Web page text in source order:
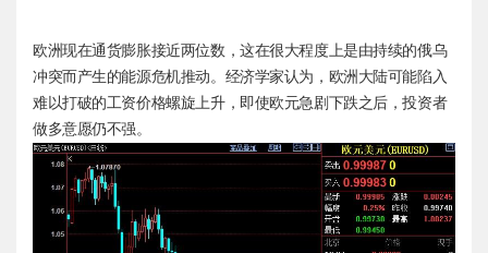
欧洲现在通货膨胀接近两位数，这在很大程度上是由持续的俄乌
冲突而产生的能源危机推动。经济学家认为，欧洲大陆可能陷入
难以打破的工资价格螺旋上升，即使欧元急剧下跌之后，投资者
做多意愿仍不强。